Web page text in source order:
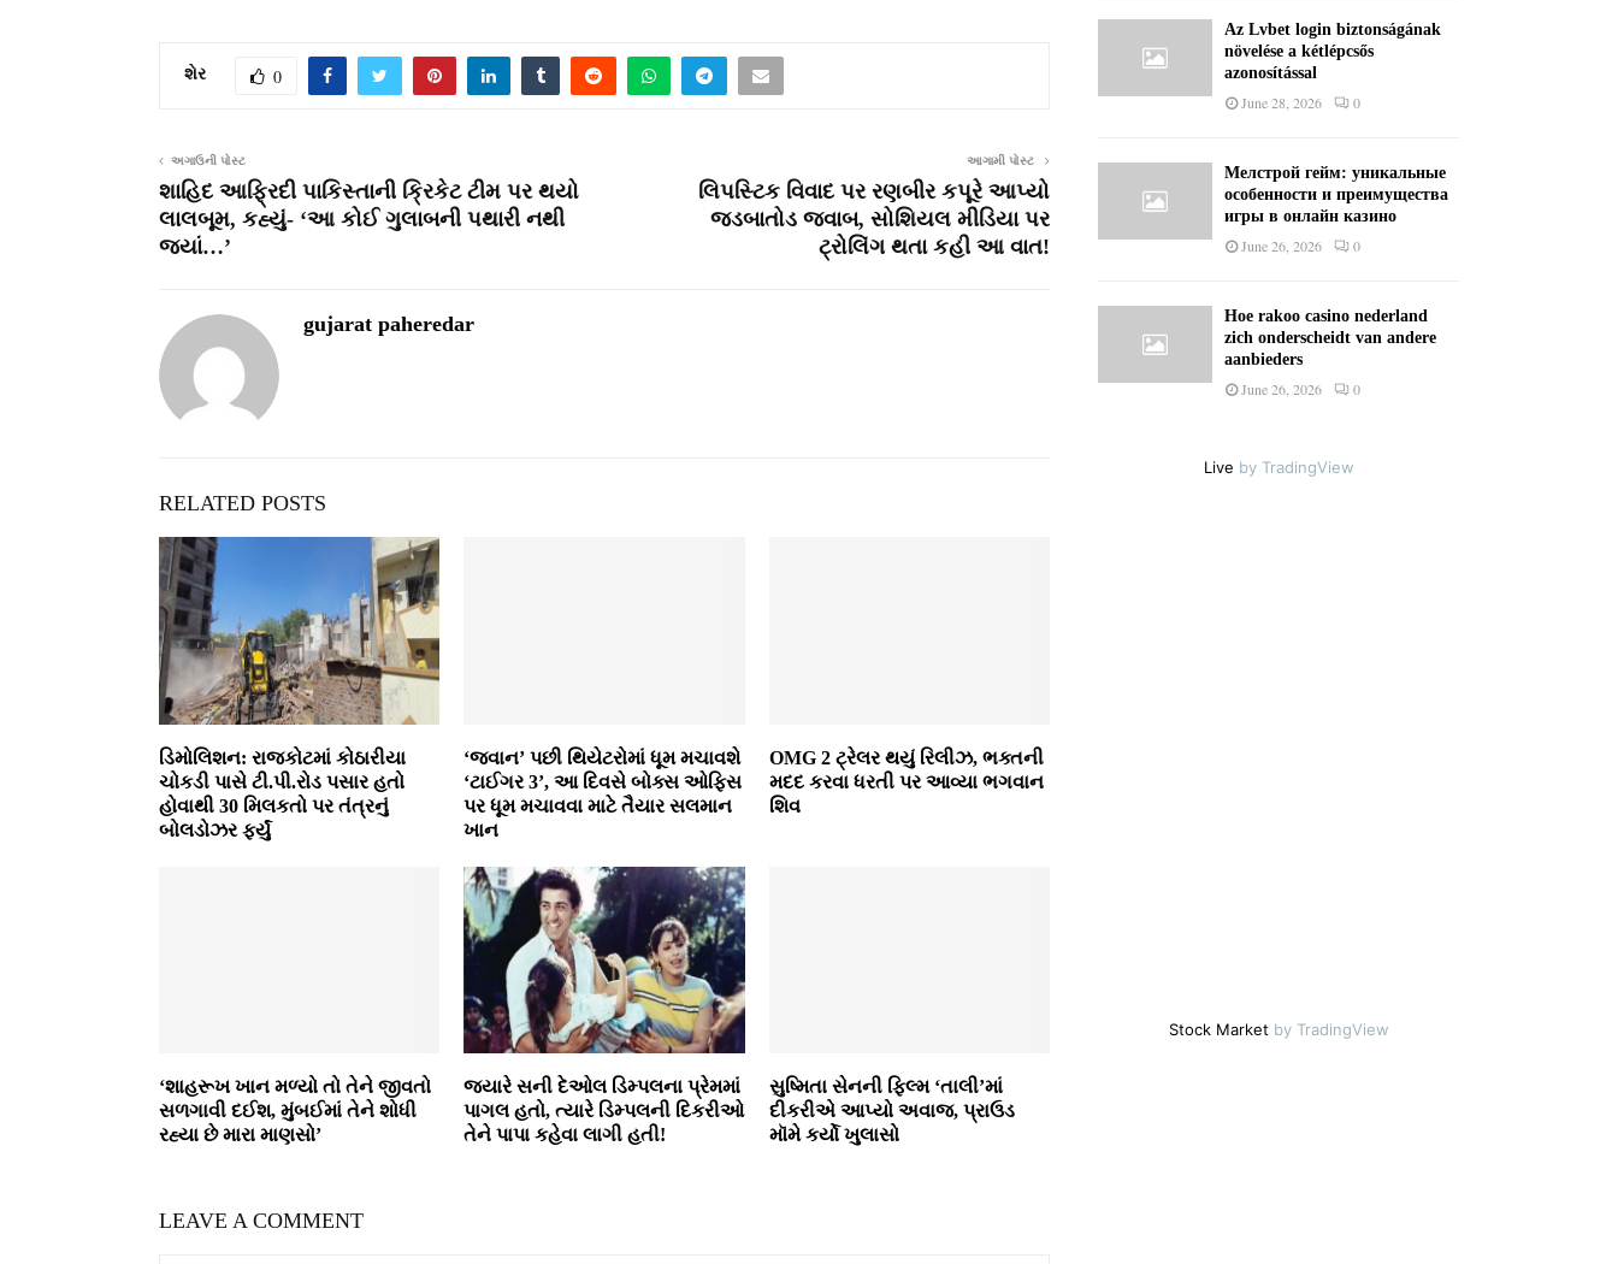
શેર 0
અગાઉની પોસ્ટ
શાહિદ આફ્રિદી પાકિસ્તાની ક્રિકેટ ટીમ પર થયો
લાલબૂમ, કહ્યું- ‘આ કોઈ ગુલાબની પથારી નથી
જ્યાં…’
આગામી પોસ્ટ
લિપસ્ટિક વિવાદ પર રણબીર કપૂરે આપ્યો
જડબાતોડ જવાબ, સોશિયલ મીડિયા પર
ટ્રોલિંગ થતા કહી આ વાત!
gujarat paheredar
RELATED POSTS
ડિમોલિશન: રાજકોટમાં કોઠારીયા
ચોકડી પાસે ટી.પી.રોડ પસાર હતો
હોવાથી 30 મિલકતો પર તંત્રનું
બોલડોઝર ફર્યું
‘જવાન’ પછી થિયેટરોમાં ધૂમ મચાવશે
‘ટાઈગર 3’, આ દિવસે બોક્સ ઓફિસ
પર ધૂમ મચાવવા માટે તૈયાર સલમાન
ખાન
OMG 2 ટ્રેલર થયું રિલીઝ, ભક્તની
મદદ કરવા ધરતી પર આવ્યા ભગવાન
શિવ
‘શાહરૂખ ખાન મળ્યો તો તેને જીવતો
સળગાવી દઈશ, મુંબઈમાં તેને શોધી
રહ્યા છે મારા માણસો’
જ્યારે સની દેઓલ ડિમ્પલના પ્રેમમાં
પાગલ હતો, ત્યારે ડિમ્પલની દિકરીઓ
તેને પાપા કહેવા લાગી હતી!
સુષ્મિતા સેનની ફિલ્મ ‘તાલી’માં
દીકરીએ આપ્યો અવાજ, પ્રાઉડ
મૉમે કર્યો ખુલાસો
LEAVE A COMMENT
Az Lvbet login biztonságának
növelése a kétlépcsős
azonosítással
June 28, 2026 0
Мелстрой гейм: уникальные
особенности и преимущества
игры в онлайн казино
June 26, 2026 0
Hoe rakoo casino nederland
zich onderscheidt van andere
aanbieders
June 26, 2026 0
Live by TradingView
Stock Marketby TradingView